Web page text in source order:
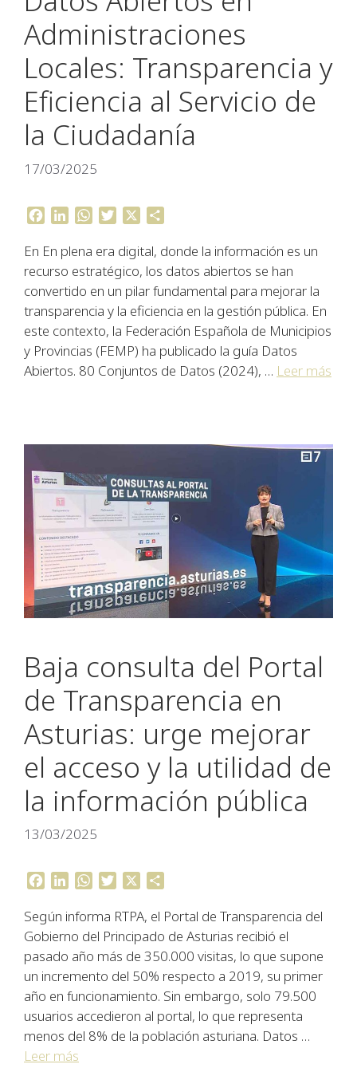
Administraciones
Locales: Transparencia y
Eficiencia al Servicio de
la Ciudadanía
17/03/2025
c
e
b
o
k
n
k
e
I
n
W
a
t
s
A
p
p
t
t
e
r
m
p
a
t
i
r
En En plena era digital, donde la información es un
recurso estratégico, los datos abiertos se han
convertido en un pilar fundamental para mejorar la
transparencia y la eficiencia en la gestión pública. En
este contexto, la Federación Española de Municipios
y Provincias (FEMP) ha publicado la guía Datos
Abiertos. 80 Conjuntos de Datos (2024), … Leer más
Baja consulta del Portal
de Transparencia en
Asturias: urge mejorar
el acceso y la utilidad de
la información pública
13/03/2025
c
e
b
o
k
n
k
e
I
n
W
a
t
s
A
p
p
i
t
t
e
r
m
p
a
i
r
Según informa RTPA, el Portal de Transparencia del
Gobierno del Principado de Asturias recibió el
pasado año más de 350.000 visitas, lo que supone
un incremento del 50% respecto a 2019, su primer
año en funcionamiento. Sin embargo, solo 79.500
usuarios accedieron al portal, lo que representa
menos del 8% de la población asturiana. Datos …
Leer más